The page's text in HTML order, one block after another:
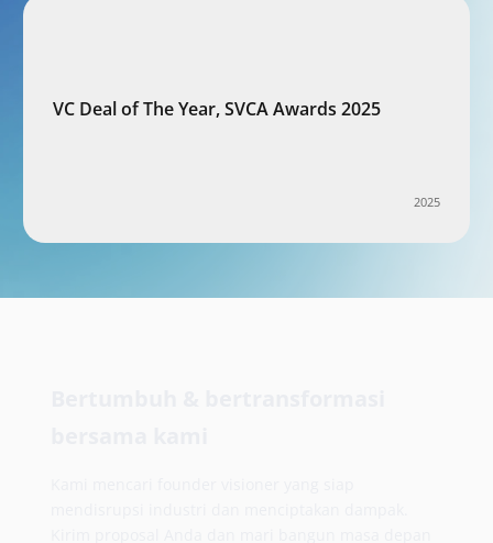
VC Deal of The Year, SVCA Awards 2025
2025